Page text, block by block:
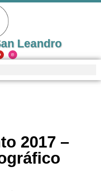
Leandro
2017 –